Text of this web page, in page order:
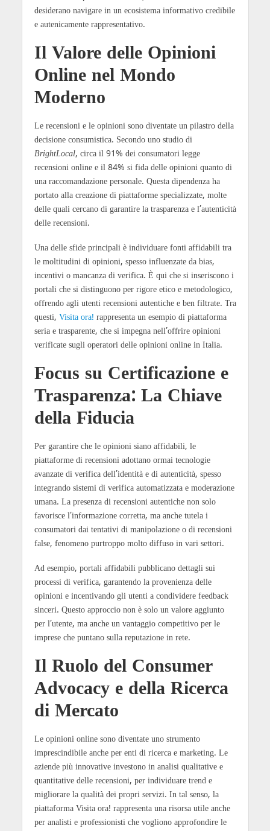
desiderano navigare in un ecosistema informativo credibile
e autenicamente rappresentativo.
Il Valore delle Opinioni
Online nel Mondo
Moderno
Le recensioni e le opinioni sono diventate un pilastro della
decisione consumistica. Secondo uno studio di
BrightLocal, circa il 91% dei consumatori legge
recensioni online e il 84% si fida delle opinioni quanto di
una raccomandazione personale. Questa dipendenza ha
portato alla creazione di piattaforme specializzate, molte
delle quali cercano di garantire la trasparenza e l’autenticità
delle recensioni.
Una delle sfide principali è individuare fonti affidabili tra
le moltitudini di opinioni, spesso influenzate da bias,
incentivi o mancanza di verifica. È qui che si inseriscono i
portali che si distinguono per rigore etico e metodologico,
offrendo agli utenti recensioni autentiche e ben filtrate. Tra
questi, Visita ora! rappresenta un esempio di piattaforma
seria e trasparente, che si impegna nell’offrire opinioni
verificate sugli operatori delle opinioni online in Italia.
Focus su Certificazione e
Trasparenza: La Chiave
della Fiducia
Per garantire che le opinioni siano affidabili, le
piattaforme di recensioni adottano ormai tecnologie
avanzate di verifica dell’identità e di autenticità, spesso
integrando sistemi di verifica automatizzata e moderazione
umana. La presenza di recensioni autentiche non solo
favorisce l’informazione corretta, ma anche tutela i
consumatori dai tentativi di manipolazione o di recensioni
false, fenomeno purtroppo molto diffuso in vari settori.
Ad esempio, portali affidabili pubblicano dettagli sui
processi di verifica, garantendo la provenienza delle
opinioni e incentivando gli utenti a condividere feedback
sinceri. Questo approccio non è solo un valore aggiunto
per l’utente, ma anche un vantaggio competitivo per le
imprese che puntano sulla reputazione in rete.
Il Ruolo del Consumer
Advocacy e della Ricerca
di Mercato
Le opinioni online sono diventate uno strumento
imprescindibile anche per enti di ricerca e marketing. Le
aziende più innovative investono in analisi qualitative e
quantitative delle recensioni, per individuare trend e
migliorare la qualità dei propri servizi. In tal senso, la
piattaforma Visita ora! rappresenta una risorsa utile anche
per analisti e professionisti che vogliono approfondire le